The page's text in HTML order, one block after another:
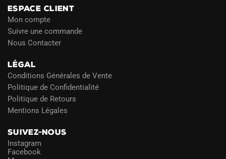
ESPACE CLIENT
Mon compte
Suivre une commande
Nous Contacter
LÉGAL
Conditions Générales de Vente
Politique de Confidentialité
Politique de Retours
Mentions Légales
SUIVEZ-NOUS
Instagram
Facebook